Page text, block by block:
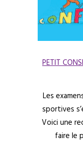
PETIT
Les
sportives
Voici une
faire le